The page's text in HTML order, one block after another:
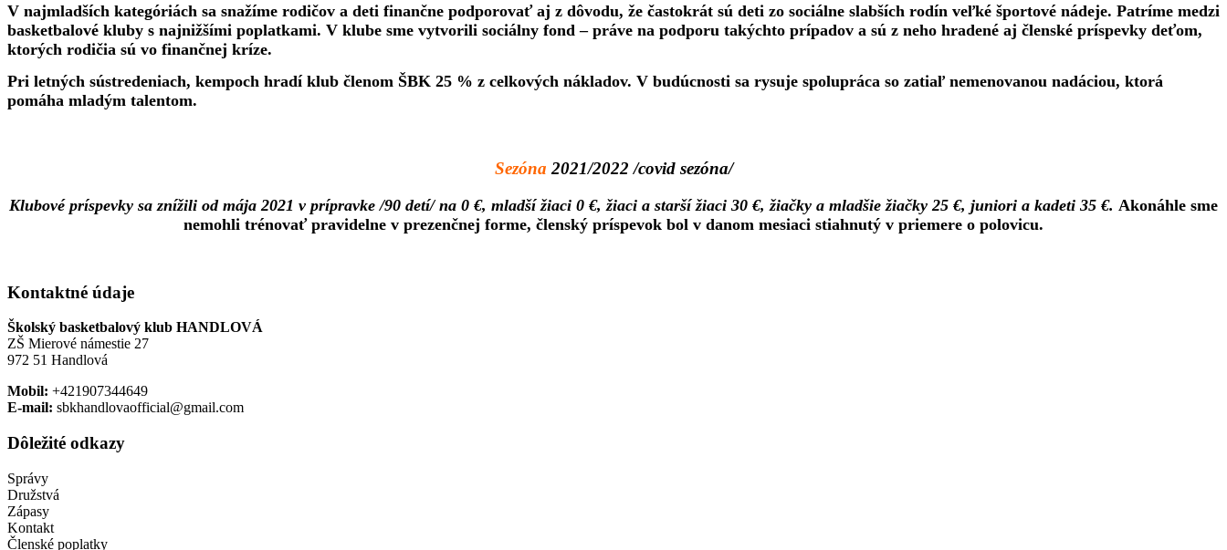
V najmladších kategóriách sa snažíme rodičov a deti finančne podporovať aj z dôvodu, že častokrát sú deti zo sociálne slabších rodín veľké športové nádeje. Patríme medzi
basketbalové kluby s najnižšími poplatkami. V klube sme vytvorili sociálny fond – práve na podporu takýchto prípadov a sú z neho hradené aj členské príspevky deťom,
ktorých rodičia sú vo finančnej kríze.
Pri letných sústredeniach, kempoch hradí klub členom ŠBK 25 % z celkových nákladov. V budúcnosti sa rysuje spolupráca so zatiaľ nemenovanou nadáciou, ktorá
pomáha mladým talentom.
Sezóna 2021/2022 /covid sezóna/
Klubové príspevky sa znížili od mája 2021 v prípravke /90 detí/ na 0 €, mladší žiaci 0 €, žiaci a starší žiaci 30 €, žiačky a mladšie žiačky 25 €, juniori a kadeti 35 €. Akonáhle sme
nemohli trénovať pravidelne v prezenčnej forme, členský príspevok bol v danom mesiaci stiahnutý v priemere o polovicu.
Kontaktné údaje
Školský basketbalový klub HANDLOVÁ
ZŠ Mierové námestie 27
972 51 Handlová
Mobil: +421907344649
E-mail: sbkhandlovaofficial@gmail.com
Dôležité odkazy
Správy
Družstvá
Zápasy
Kontakt
Členské poplatky